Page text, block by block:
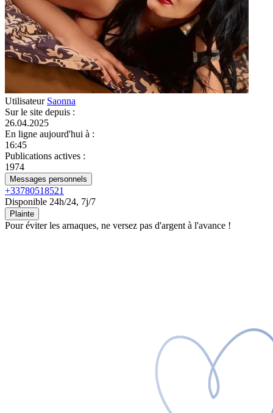
Utilisateur Saonna
Sur le site depuis :
26.04.2025
En ligne aujourd'hui à :
16:45
Publications actives :
1974
Messages personnels
+33780518521
Disponible 24h/24, 7j/7
Plainte
Pour éviter les arnaques, ne versez pas d'argent à l'avance !